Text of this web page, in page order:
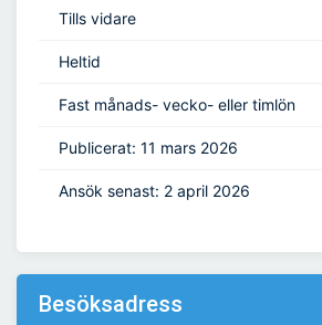
Tills vidare
Heltid
Fast månads- vecko- eller timlön
Publicerat: 11 mars 2026
Ansök senast: 2 april 2026
Besöksadress